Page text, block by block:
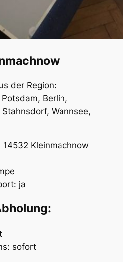
der Region:
Berlin,
Wannsee,
Kleinmachnow
ja
sofort